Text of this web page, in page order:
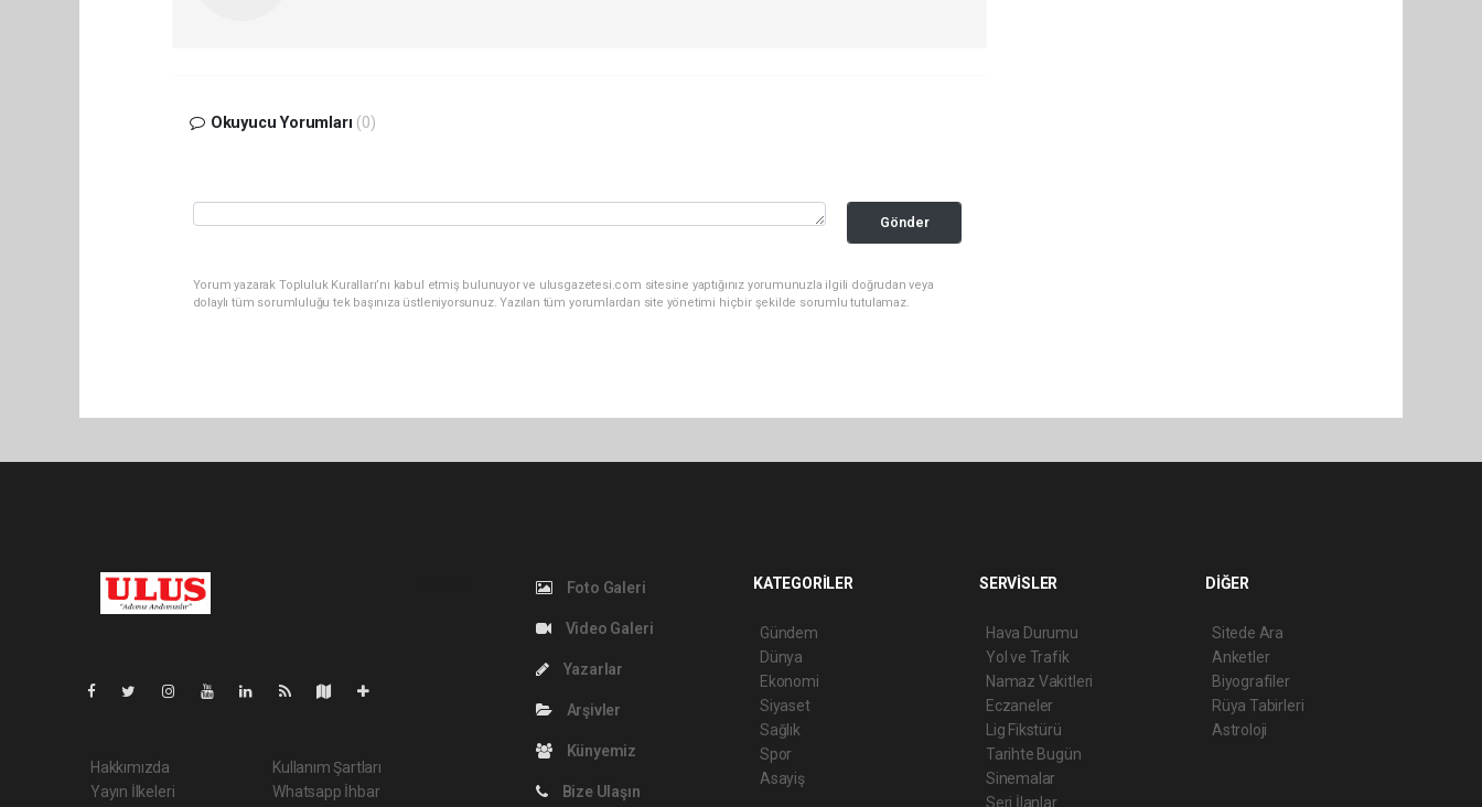
Okuyucu Yorumları (0)
Gönder
Yorum yazarak Topluluk Kuralları’nı kabul etmiş bulunuyor ve ulusgazetesi.com sitesine yaptığınız yorumunuzla ilgili doğrudan veya
dolaylı tüm sorumluluğu tek başınıza üstleniyorsunuz. Yazılan tüm yorumlardan site yönetimi hiçbir şekilde sorumlu tutulamaz.
Hakkımızda
Yayın İlkeleri
Kullanım Şartları
Whatsapp İhbar
Foto Galeri
Video Galeri
Yazarlar
Arşivler
Künyemiz
Bize Ulaşın
KATEGORİLER
Gündem
Dünya
Ekonomi
Siyaset
Sağlık
Spor
Asayiş
SERVİSLER
Hava Durumu
Yol ve Trafik
Namaz Vakitleri
Eczaneler
Lig Fikstürü
Tarihte Bugün
Sinemalar
Seri İlanlar
DİĞER
Sitede Ara
Anketler
Biyografiler
Rüya Tabirleri
Astroloji